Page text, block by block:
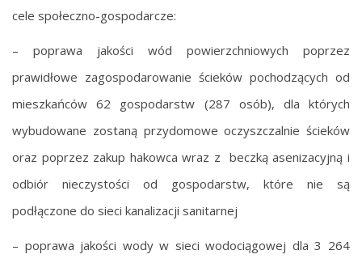
cele społeczno-gospodarcze:
– poprawa jakości wód powierzchniowych poprzez
prawidłowe zagospodarowanie ścieków pochodzących od
mieszkańców 62 gospodarstw (287 osób), dla których
wybudowane zostaną przydomowe oczyszczalnie ścieków
oraz poprzez zakup hakowca wraz z beczką asenizacyjną i
odbiór nieczystości od gospodarstw, które nie są
podłączone do sieci kanalizacji sanitarnej
– poprawa jakości wody w sieci wodociągowej dla 3 264